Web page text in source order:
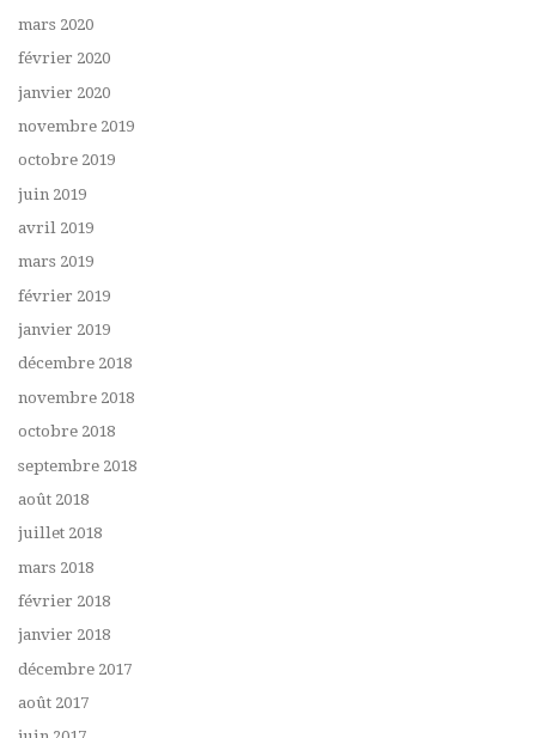
mars 2020
février 2020
janvier 2020
novembre 2019
octobre 2019
juin 2019
avril 2019
mars 2019
février 2019
janvier 2019
décembre 2018
novembre 2018
octobre 2018
septembre 2018
août 2018
juillet 2018
mars 2018
février 2018
janvier 2018
décembre 2017
août 2017